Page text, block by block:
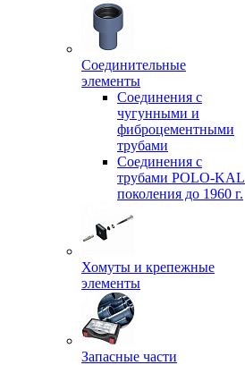
Соединительные
элементы
Соединения с
чугунными и
фиброцементными
трубами
Соединения с
трубами POLO-KAL
поколения до 1960 г.
Хомуты и крепежные
элементы
Запасные части